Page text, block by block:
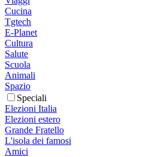
Cucina
Tgtech
E-Planet
Cultura
Salute
Scuola
Animali
Spazio
Speciali
Elezioni Italia
Elezioni estero
Grande Fratello
L'isola dei famosi
Amici